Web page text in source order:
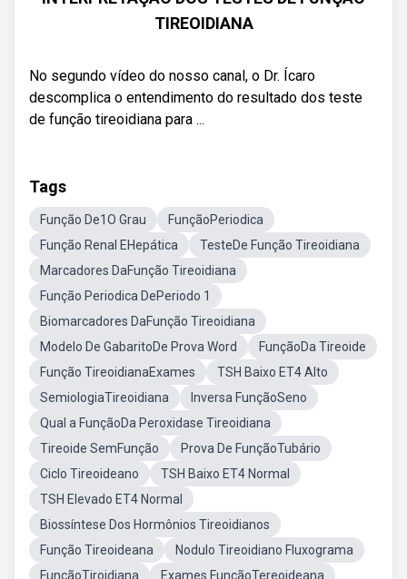
TIREOIDIANA
No segundo vídeo do nosso canal, o Dr. Ícaro
descomplica o entendimento do resultado dos teste
de função tireoidiana para ...
Tags
Função De1O Grau
FunçãoPeriodica
Função Renal EHepática
TesteDe Função Tireoidiana
Marcadores DaFunção Tireoidiana
Função Periodica DePeriodo 1
Biomarcadores DaFunção Tireoidiana
Modelo De GabaritoDe Prova Word
FunçãoDa Tireoide
Função TireoidianaExames
TSH Baixo ET4 Alto
SemiologiaTireoidiana
Inversa FunçãoSeno
Qual a FunçãoDa Peroxidase Tireoidiana
Tireoide SemFunção
Prova De FunçãoTubário
Ciclo Tireoideano
TSH Baixo ET4 Normal
TSH Elevado ET4 Normal
Biossíntese Dos Hormônios Tireoidianos
Função Tireoideana
Nodulo Tireoidiano Fluxograma
FunçãoTiroidiana
Exames FunçãoTereoideana